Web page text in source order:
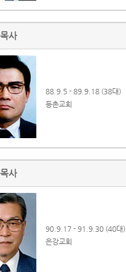
사
88.9.5 - 89.9.18 (38대)
등촌교회
사
90.9.17 - 91.9.30 (40대)
은강교회